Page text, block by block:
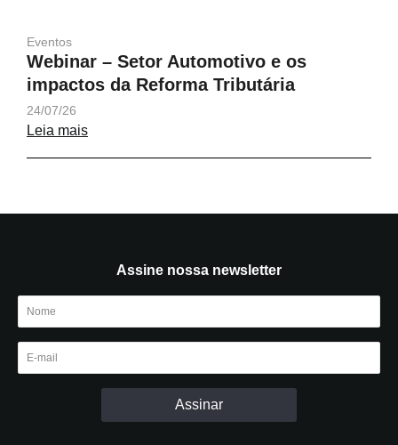
Eventos
Webinar – Setor Automotivo e os
impactos da Reforma Tributária
24/07/26
Leia mais
Assine nossa newsletter